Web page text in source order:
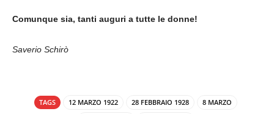
Comunque sia, tanti auguri a tutte le donne!
Saverio Schirò
TAGS 12 MARZO 1922 28 FEBBRAIO 1928
8 MARZO